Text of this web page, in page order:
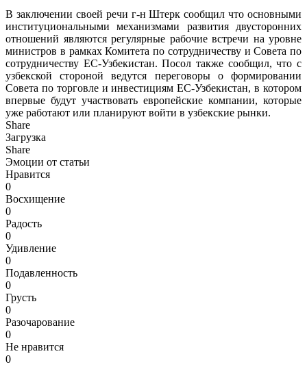
В заключении своей речи г-н Штерк сообщил что основными
институциональными механизмами развития двусторонних
отношений являются регулярные рабочие встречи на уровне
министров в рамках Комитета по сотрудничеству и Совета по
сотрудничеству ЕС-Узбекистан. Посол также сообщил, что с
узбекской стороной ведутся переговоры о формировании
Совета по торговле и инвестициям ЕС-Узбекистан, в котором
впервые будут участвовать европейские компании, которые
уже работают или планируют войти в узбекские рынки.
Share
Загрузка
Share
Эмоции от статьи
Нравится
0
Восхищение
0
Радость
0
Удивление
0
Подавленность
0
Грусть
0
Разочарование
0
Не нравится
0